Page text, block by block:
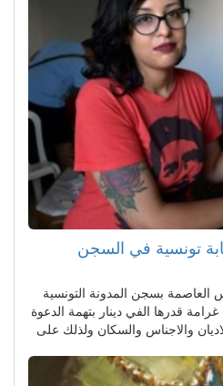
تونسية في السجن
بسجن المدونة التونسية
قدرها الفي دينار بتهمة الدعوة
والاجناس والسكان ولذلك على